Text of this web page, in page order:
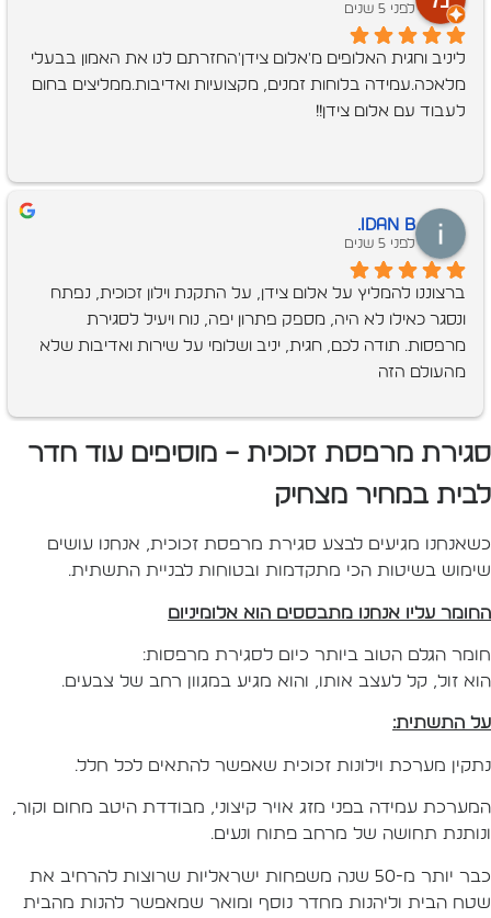
בסבלנות, שמרו על נקיון וניכר היה שהם מקצוענים ויודעים את
העבודה היטב.הייתי מרוצה מההתקנה, מהתוצר הסופי
ומהשירותיות לכל אורך הדרך.תודה לכם !
לפני 5 שנים
ליניב וחגית האלופים מ'אלום צידן'החזרתם לנו את האמון בבעלי
מלאכה.עמידה בלוחות זמנים, מקצועיות ואדיבות.ממליצים בחום
לעבוד עם אלום צידן!!
idan B.
לפני 5 שנים
ברצוננו להמליץ על אלום צידן, על התקנת וילון זכוכית, נפתח
ונסגר כאילו לא היה, מספק פתרון יפה, נוח ויעיל לסגירת
מרפסות. תודה לכם, חגית, יניב ושלומי על שירות ואדיבות שלא
מהעולם הזה
מרפסת זכוכית – מוסיפים עוד חדר
במחיר מצחיק
מגיעים לבצע סגירת מרפסת זכוכית, אנחנו עושים
בשיטות הכי מתקדמות ובטוחות לבניית התשתית.
עליו אנחנו מתבססים הוא אלומיניום
הגלם הטוב ביותר כיום לסגירת מרפסות:
זול, קל לעצב אותו, והוא מגיע במגוון רחב של צבעים.
התשתית:
מערכת וילונות זכוכית שאפשר להתאים לכל חלל.
עמידה בפני מזג אויר קיצוני, מבודדת היטב מחום וקור,
תחושה של מרחב פתוח ונעים.
כבר יותר מ-50 שנה משפחות ישראליות שרוצות להרחיב את
הבית וליהנות מחדר נוסף ומואר שמאפשר להנות מהבית